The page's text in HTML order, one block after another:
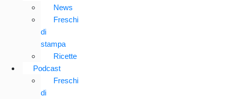
News
Freschi
di
stampa
Ricette
Podcast
Freschi
di